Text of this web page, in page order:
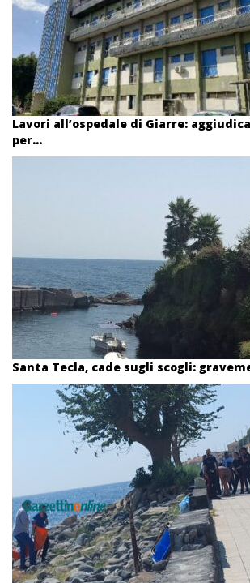
Lavori all’ospedale di Giarre:
per...
Santa Tecla, cade sugli scogli: